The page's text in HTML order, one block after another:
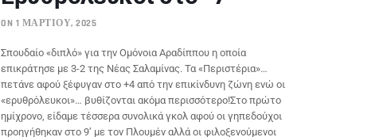
ON 1 ΜΑΡΤΊΟΥ, 2025
Σπουδαίο «διπλό» για την Ομόνοια Αραδίππου η οποία
επικράτησε με 3-2 της Νέας Σαλαμίνας. Τα «Περιστέρια»…
πετάνε αφού ξέφυγαν στο +4 από την επικίνδυνη ζώνη ενώ οι
«ερυθρόλευκοι»… βυθίζονται ακόμα περισσότερο!Στο πρώτο
ημίχρονο, είδαμε τέσσερα συνολικά γκολ αφού οι γηπεδούχοι
προηγήθηκαν στο 9’ με τον Πλουμέν αλλά οι φιλοξενούμενοι